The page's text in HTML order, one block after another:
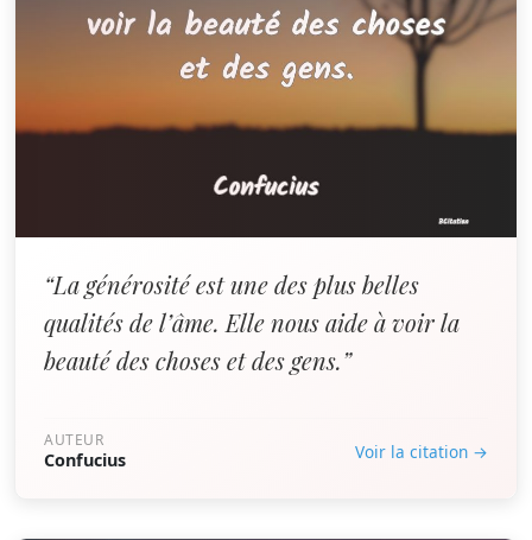
“La générosité est une des plus belles
qualités de l’âme. Elle nous aide à voir la
beauté des choses et des gens.”
AUTEUR
Confucius Voir la citation →